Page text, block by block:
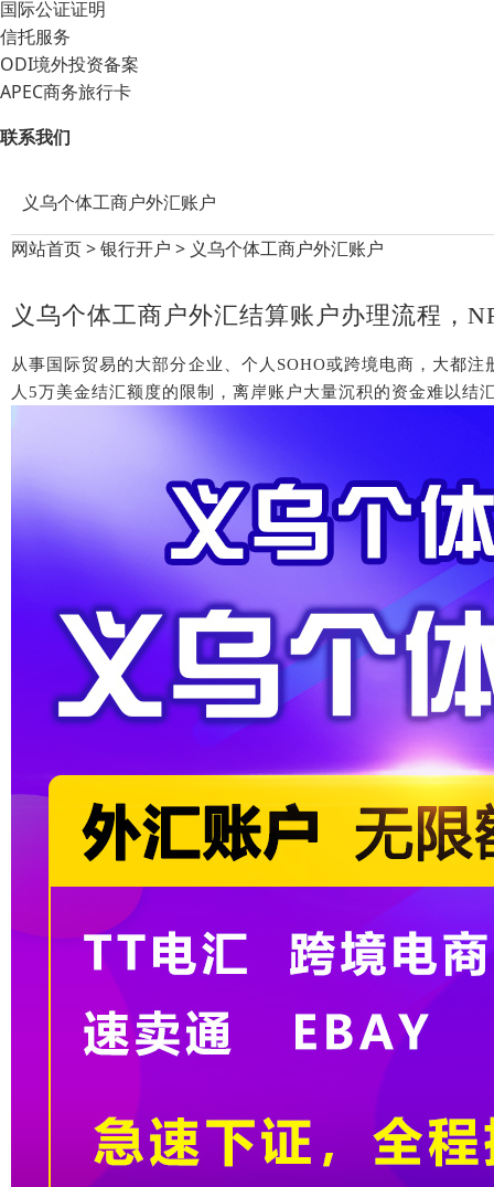
国际公证证明
信托服务
ODI境外投资备案
APEC商务旅行卡
联系我们
义乌个体工商户外汇账户
网站首页>银行开户 > 义乌个体工商户外汇账户
义乌个体工商户外汇结算账户办理流程，
从事国际贸易的大部分企业、个人 SOHO或跨境电商，大都
人5万美金结汇额度的限制，离岸账户大量沉积的资金难以结